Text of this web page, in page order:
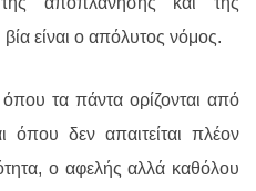
είναι ο απόλυτος νόμος.
τα πάντα ορίζονται από
όπου δεν απαιτείται πλέον
ο αφελής αλλά καθόλου